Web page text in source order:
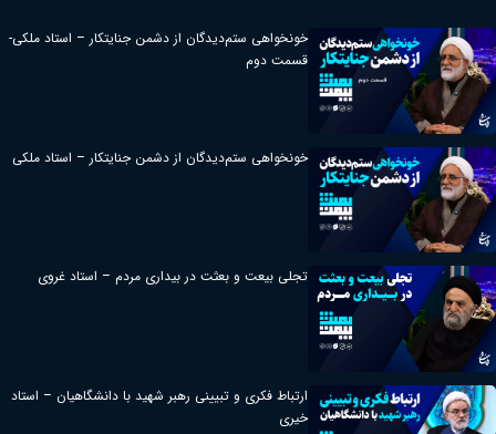
خونخواهی ستم‌دیدگان از دشمن جنایتکار – استاد ملکی-
قسمت دوم
خونخواهی ستم‌دیدگان از دشمن جنایتکار – استاد ملکی
تجلی بیعت و بعثت در بیداری مردم – استاد غروی
ارتباط فکری و تبیینی رهبر شهید با دانشگاهیان – استاد
خیری